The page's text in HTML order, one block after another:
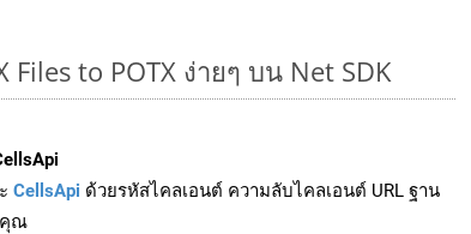
Files to POTX ง่ายๆ บน Net SDK
CellsApi ด้วยรหัสไคลเอนต์ ความลับไคลเอนต์ URL ฐาน
คุณ